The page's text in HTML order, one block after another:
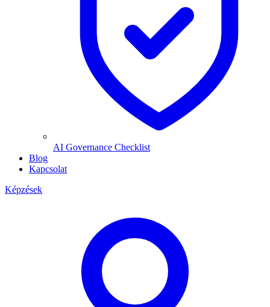
AI Governance Checklist
Blog
Kapcsolat
Képzések